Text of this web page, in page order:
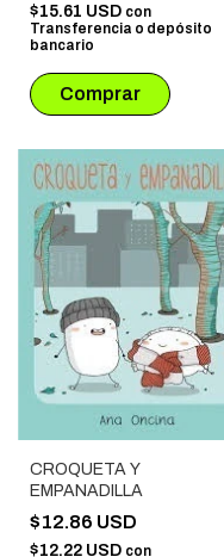
$15.61 USD con
Transferencia o depósito
bancario
CROQUETA Y
EMPANADILLA
$12.86 USD
$12.22 USD con